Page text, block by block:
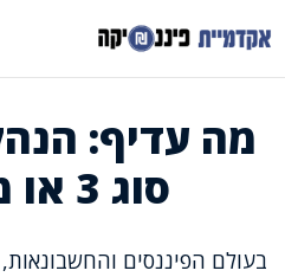
לתוכן
מה עדיף:
סוג 3 או מדופלם
בעולם הפיננסים והחשבונאות,